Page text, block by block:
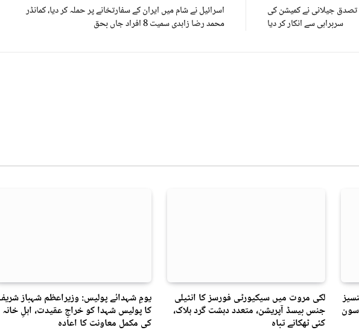
جیلانی نے کمیشن کی
سربراہی سے انکار کر دیا
اسرائیل نے شام میں ایران کے سفارتخانے پر حملہ کر دیا، کمانڈر
محمد رضا زاہدی سمیت 8 افراد جاں بحق
سون
لکی مروت میں سیکیورٹی فورسز کا انٹیلی
جنس بیسڈ آپریشن، متعدد دہشت گرد ہلاک،
کئی ٹھکانے تباہ
یومِ شہدائے پولیس: وزیراعظم شہباز
کا پولیس شہدا کو خراجِ عقیدت، اہلِ خانہ
کی مکمل معاونت کا اعادہ